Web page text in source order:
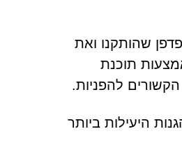
שהותקנו ואת
תוכנת
הקשורים להפניות.
היעילות ביותר